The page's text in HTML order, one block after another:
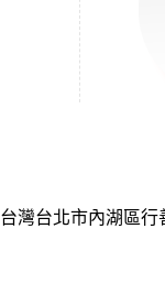
台灣台北市內湖區行